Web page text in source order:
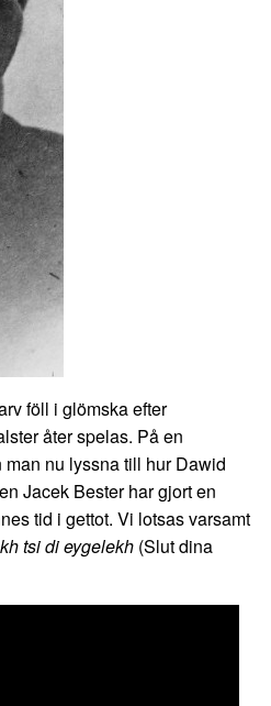
föll i glömska efter
åter spelas. På en
nu lyssna till hur Dawid
Jacek Bester har gjort en
tid i gettot. Vi lotsas varsamt
tsi di eygelekh (Slut dina